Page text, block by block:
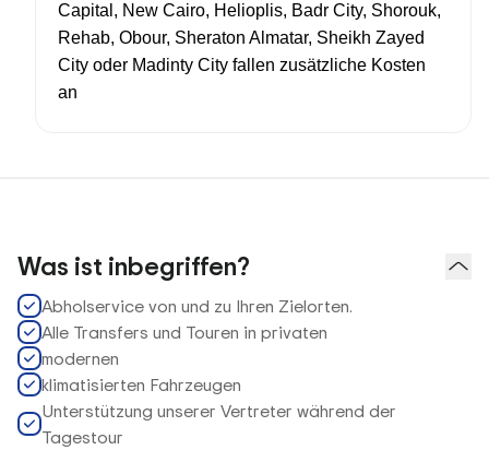
Capital, New Cairo, Helioplis, Badr City, Shorouk,
Rehab, Obour, Sheraton Almatar, Sheikh Zayed
City oder Madinty City fallen zusätzliche Kosten
an
Was ist inbegriffen?
Abholservice von und zu Ihren Zielorten.
Alle Transfers und Touren in privaten
modernen
klimatisierten Fahrzeugen
Unterstützung unserer Vertreter während der
Tagestour